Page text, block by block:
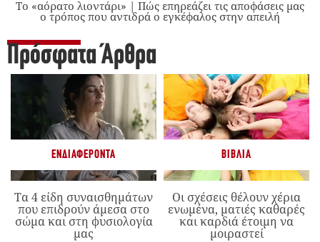
Το «αόρατο λιοντάρι» | Πώς επηρεάζει τις αποφάσεις μας
ο τρόπος που αντιδρά ο εγκέφαλος στην απειλή
Πρόσφατα Άρθρα
ΕΝΔΙΑΦΈΡΟΝΤΑ
Τα 4 είδη συναισθημάτων
που επιδρούν άμεσα στο
σώμα και στη φυσιολογία
μας
ΒΙΒΛΊΑ
Οι σχέσεις θέλουν χέρια
ενωμένα, ματιές καθαρές
και καρδιά έτοιμη να
μοιραστεί